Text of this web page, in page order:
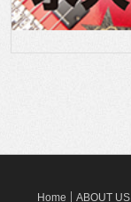
Home ABOUT US